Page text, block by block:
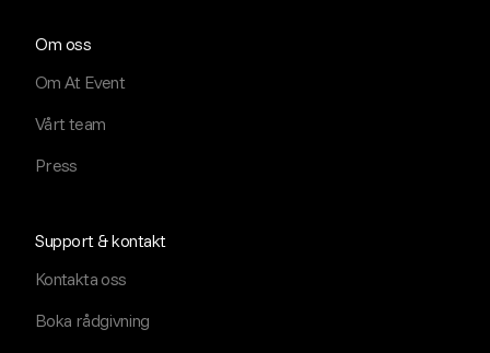
Om oss
Om At Event
Vårt team
Press
Support & kontakt
Kontakta oss
Boka rådgivning